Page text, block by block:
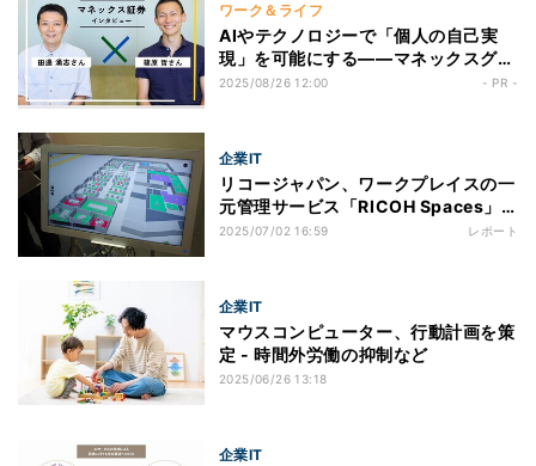
ワーク＆ライフ
AIやテクノロジーで「個人の自己実
現」を可能にする――マネックスグル
ープに根付く“挑戦”のカルチャー 第1
拓く金融の未来
2025/08/26 12:00 - PR -
企業IT
リコージャパン、ワークプレイスの一
元管理サービス「RICOH Spaces」
提供開始
2025/07/02 16:59 レポート
企業IT
マウスコンピューター、行動計画を策
定 - 時間外労働の抑制など
2025/06/26 13:18
企業IT